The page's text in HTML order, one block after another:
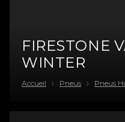
FIRESTONE
WINTER
Accueil Pneus Pneus